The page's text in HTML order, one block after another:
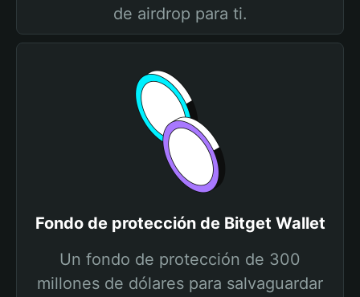
de airdrop para ti.
Fondo de protección de Bitget Wallet
Un fondo de protección de 300
millones de dólares para salvaguardar